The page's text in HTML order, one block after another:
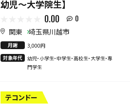
幼児〜大学院生】
0.00 0
関東 埼玉県川越市
月謝
3,000円
対象年代
幼児・小学生・中学生・高校生・大学生・専
門学生
テコンドー